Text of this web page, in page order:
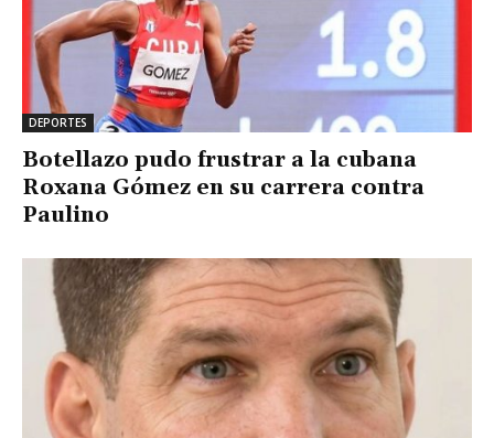
DEPORTES
Botellazo pudo frustrar a la cubana
Roxana Gómez en su carrera contra
Paulino